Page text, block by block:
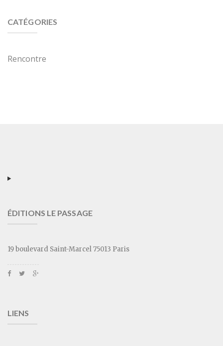
CATÉGORIES
Rencontre
ÉDITIONS LE PASSAGE
19 boulevard Saint-Marcel 75013 Paris
LIENS